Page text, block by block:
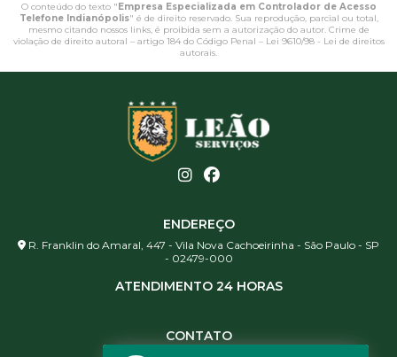
O conteúdo do texto " Empresa Especializada em Controlador de Acesso
Telefone Indianópolis" é de direito reservado. Sua reprodução, parcial ou total,
mesmo citando nossos links, é proibida sem a autorização do autor. Crime de
violação de direito autoral – artigo 184 do Código Penal – Lei 9610/98 - Lei de direitos
autorais.
ENDEREÇO
R. Franklin do Amaral, 447 - Vila Nova Cachoeirinha - São Paulo - SP
- 02479-000
ATENDIMENTO 24 HORAS
CONTATO